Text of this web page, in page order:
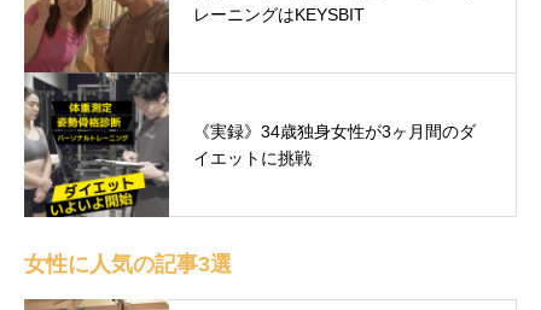
レーニングはKEYSBIT
《実録》34歳独身女性が3ヶ月間のダ
イエットに挑戦
女性に人気の記事3選